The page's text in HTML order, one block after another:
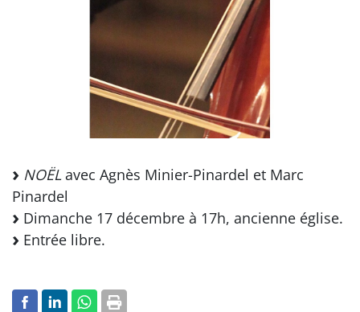
NOËL avec Agnès Minier-Pinardel et Marc
Pinardel
Dimanche 17 décembre à 17h, ancienne église.
Entrée libre.